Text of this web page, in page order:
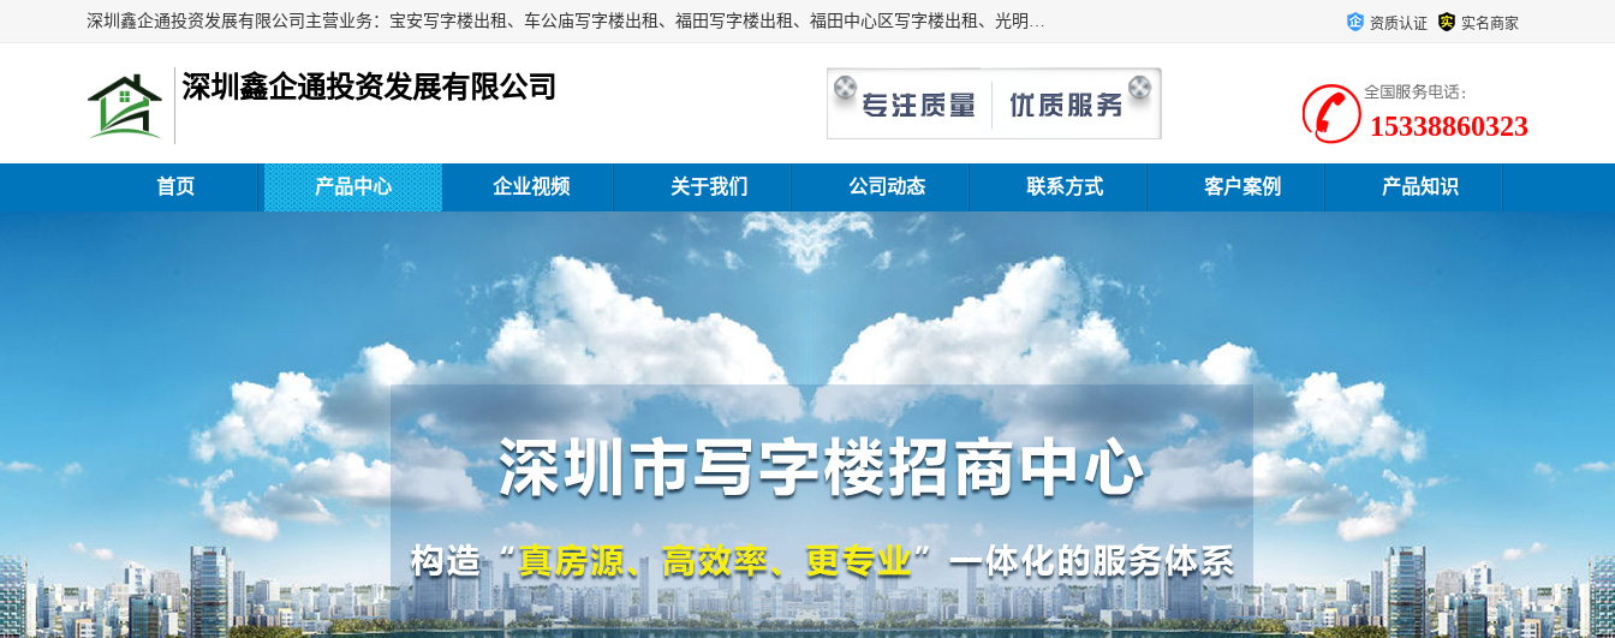
深圳鑫企通投资发展有限公司主营业务：宝安写字楼出租、车公庙写字楼出租、福田写字楼出租、福田中心区写字楼出租、光明写字楼出租、后海写字楼出租、科技园写字楼出租、南山写字楼出租等。公司专注为写字楼提供整体解决方案的化服务，依托于长期的写字楼线下运营经验和积累，以及丰富的互联网从业经验，拥有完善的服务架构体系、丰富的行业经验、与充分的销售资源。 资质认证 实名商家
深圳鑫企通投资发展有限公司
15338860323
首页 产品中心 企业视频 关于我们 公司动态 联系方式 客户案例 产品知识